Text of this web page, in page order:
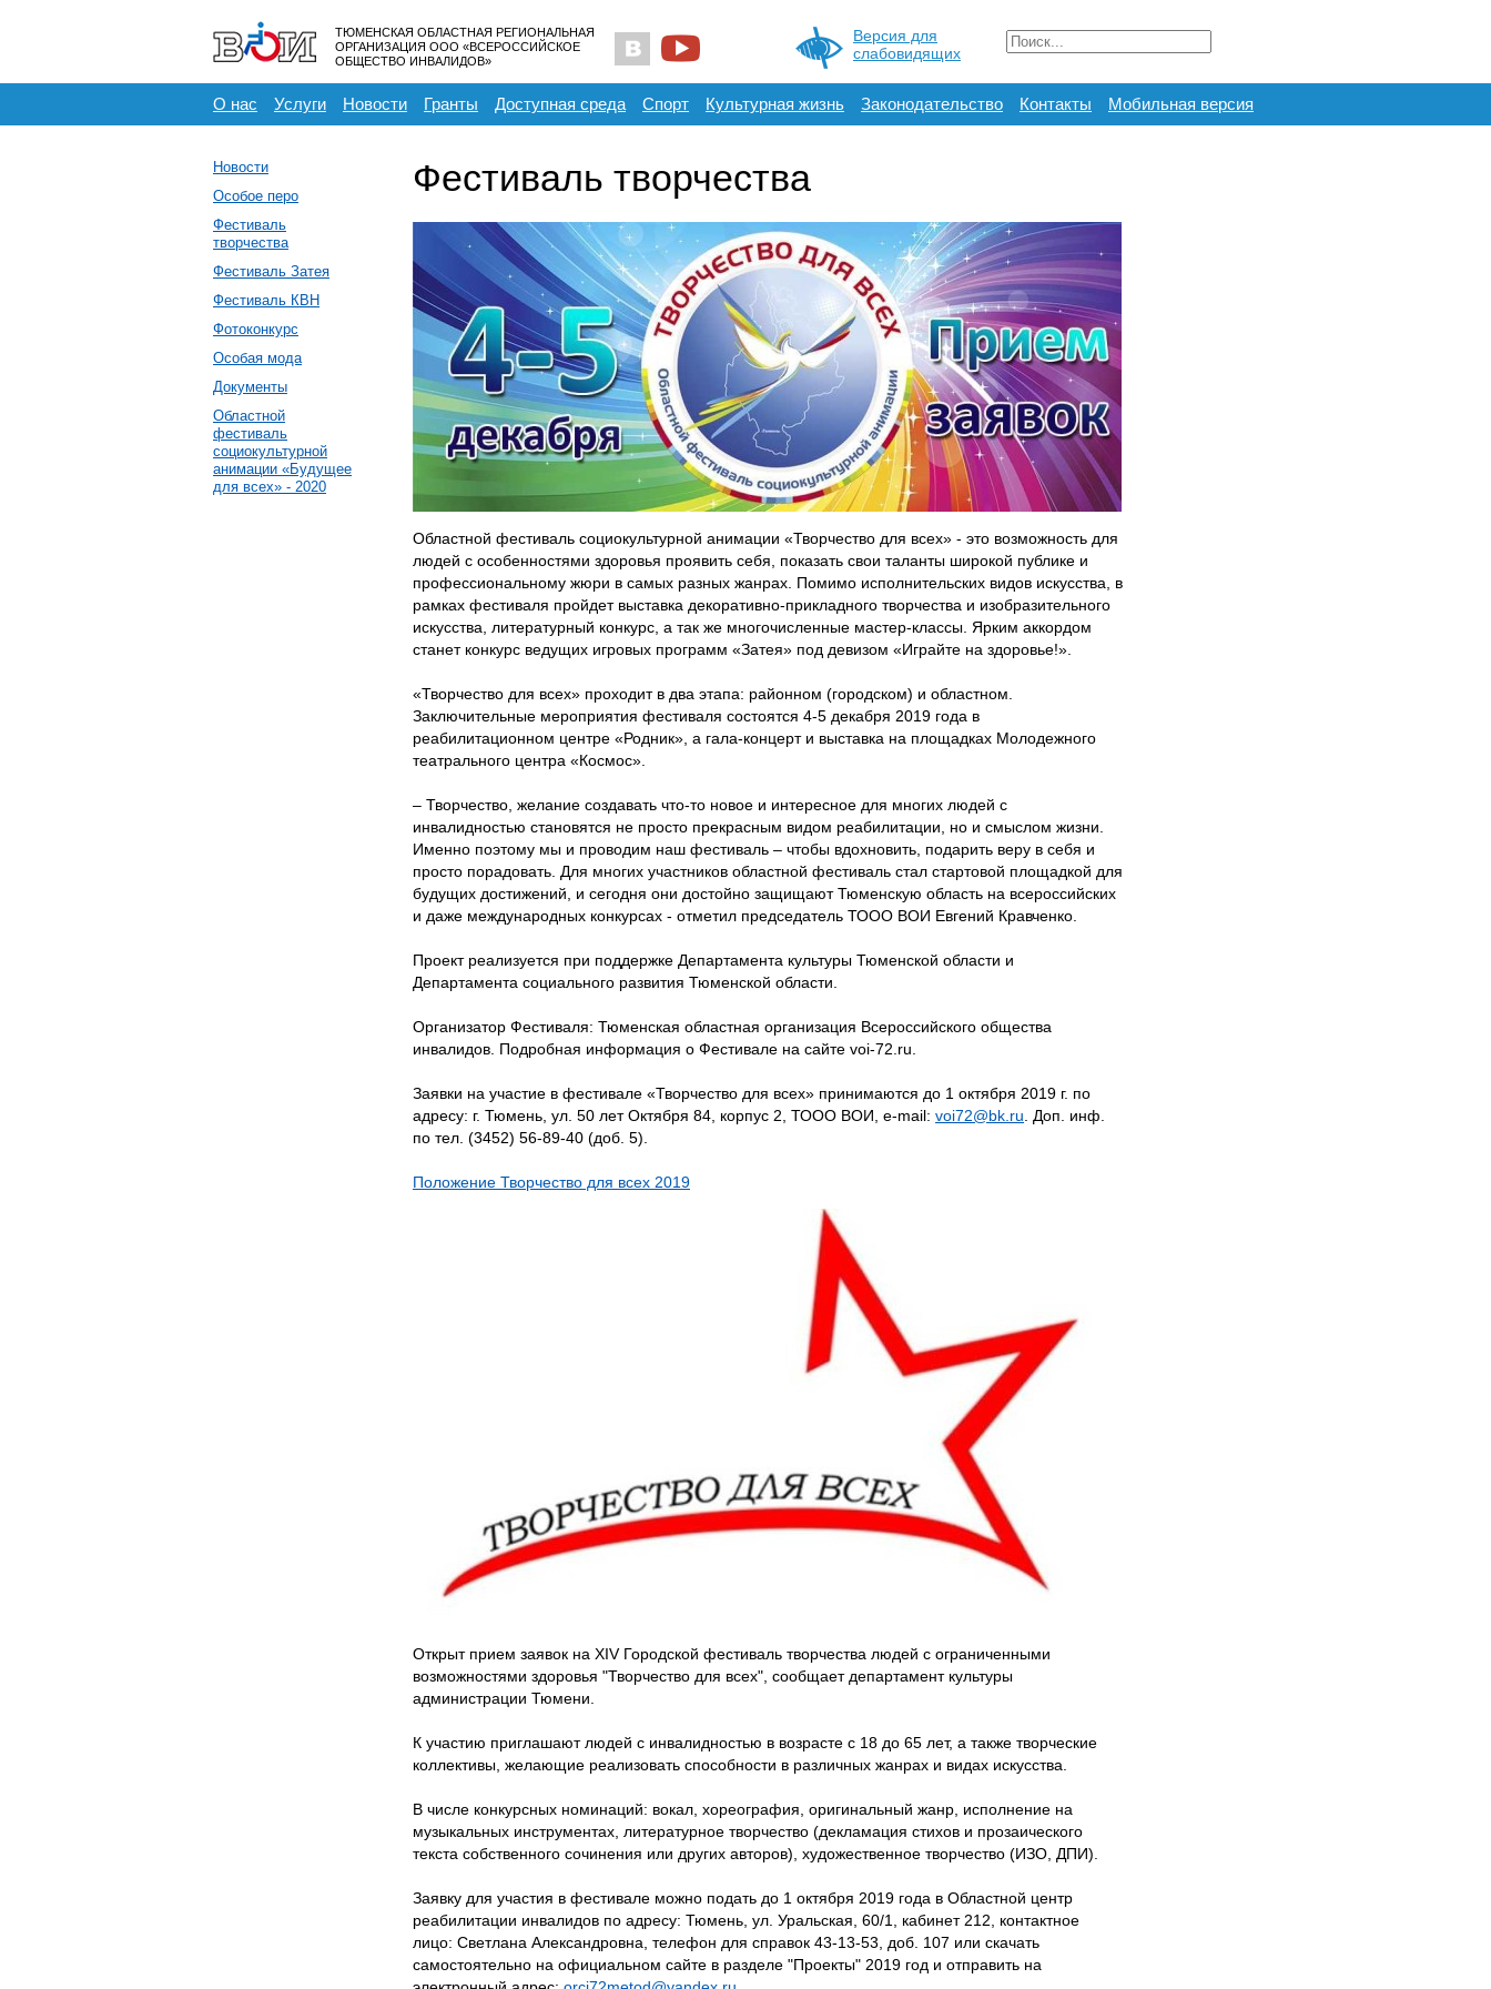
ТЮМЕНСКАЯ ОБЛАСТНАЯ РЕГИОНАЛЬНАЯ
ОРГАНИЗАЦИЯ ООО «ВСЕРОССИЙСКОЕ
ОБЩЕСТВО ИНВАЛИДОВ»
Версия для
слабовидящих
О нас Услуги Новости Гранты Доступная среда Спорт Культурная жизнь Законодательство Контакты Мобильная версия
Новости
Особое перо
Фестиваль
творчества
Фестиваль Затея
Фестиваль КВН
Фотоконкурс
Особая мода
Документы
Областной
фестиваль
социокультурной
анимации «Будущее
для всех» - 2020
Фестиваль творчества
Областной фестиваль социокультурной анимации «Творчество для всех» - это возможность для
людей с особенностями здоровья проявить себя, показать свои таланты широкой публике и
профессиональному жюри в самых разных жанрах. Помимо исполнительских видов искусства, в
рамках фестиваля пройдет выставка декоративно-прикладного творчества и изобразительного
искусства, литературный конкурс, а так же многочисленные мастер-классы. Ярким аккордом
станет конкурс ведущих игровых программ «Затея» под девизом «Играйте на здоровье!».
«Творчество для всех» проходит в два этапа: районном (городском) и областном.
Заключительные мероприятия фестиваля состоятся 4-5 декабря 2019 года в
реабилитационном центре «Родник», а гала-концерт и выставка на площадках Молодежного
театрального центра «Космос».
– Творчество, желание создавать что-то новое и интересное для многих людей с
инвалидностью становятся не просто прекрасным видом реабилитации, но и смыслом жизни.
Именно поэтому мы и проводим наш фестиваль – чтобы вдохновить, подарить веру в себя и
просто порадовать. Для многих участников областной фестиваль стал стартовой площадкой для
будущих достижений, и сегодня они достойно защищают Тюменскую область на всероссийских
и даже международных конкурсах - отметил председатель ТООО ВОИ Евгений Кравченко.
Проект реализуется при поддержке Департамента культуры Тюменской области и
Департамента социального развития Тюменской области.
Организатор Фестиваля: Тюменская областная организация Всероссийского общества
инвалидов. Подробная информация о Фестивале на сайте voi-72.ru.
Заявки на участие в фестивале «Творчество для всех» принимаются до 1 октября 2019 г. по
адресу: г. Тюмень, ул. 50 лет Октября 84, корпус 2, ТООО ВОИ, e-mail: voi72@bk.ru . Доп. инф.
по тел. (3452) 56-89-40 (доб. 5).
Положение Творчество для всех 2019
Открыт прием заявок на XIV Городской фестиваль творчества людей с ограниченными
возможностями здоровья "Творчество для всех", сообщает департамент культуры
администрации Тюмени.
К участию приглашают людей с инвалидностью в возрасте с 18 до 65 лет, а также творческие
коллективы, желающие реализовать способности в различных жанрах и видах искусства.
В числе конкурсных номинаций: вокал, хореография, оригинальный жанр, исполнение на
музыкальных инструментах, литературное творчество (декламация стихов и прозаического
текста собственного сочинения или других авторов), художественное творчество (ИЗО, ДПИ).
Заявку для участия в фестивале можно подать до 1 октября 2019 года в Областной центр
реабилитации инвалидов по адресу: Тюмень, ул. Уральская, 60/1, кабинет 212, контактное
лицо: Светлана Александровна, телефон для справок 43-13-53, доб. 107 или скачать
самостоятельно на официальном сайте в разделе "Проекты" 2019 год и отправить на